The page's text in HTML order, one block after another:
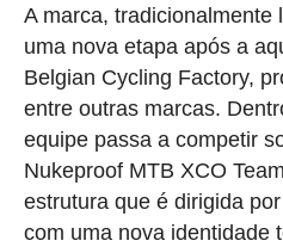
A marca, tradicionalmente
uma nova etapa após a
Belgian Cycling Factory,
entre outras marcas.
equipe passa a competir
Nukeproof MTB XCO
estrutura que é dirigida
com uma nova identidade